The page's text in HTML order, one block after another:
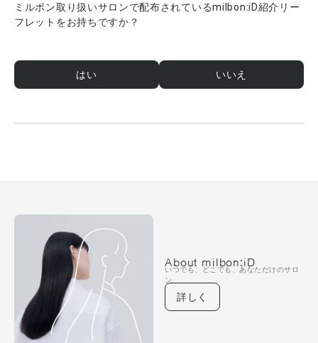
ミルボン取り扱いサロンで配布されているmilbon:iD紹介リー
フレットをお持ちですか？
はい いいえ
About milbon:iD
いつでも、どこでも、あなただけのサロ
ン
詳しく